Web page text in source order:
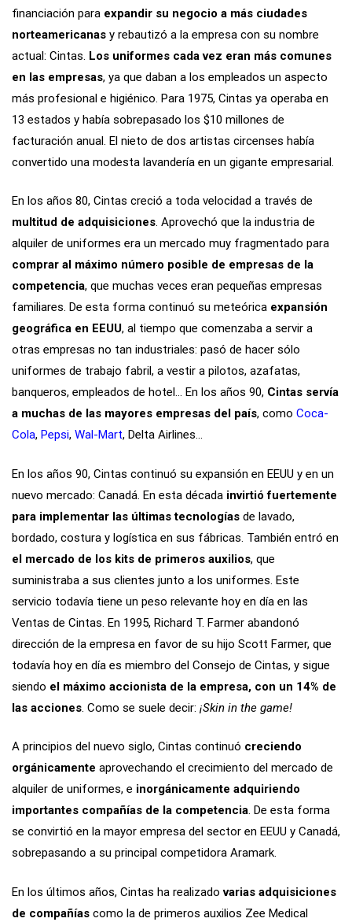
financiación para expandir su negocio a más ciudades
norteamericanas y rebautizó a la empresa con su nombre
actual: Cintas. Los uniformes cada vez eran más comunes
en las empresas, ya que daban a los empleados un aspecto
más profesional e higiénico. Para 1975, Cintas ya operaba en
13 estados y había sobrepasado los $10 millones de
facturación anual. El nieto de dos artistas circenses había
convertido una modesta lavandería en un gigante empresarial.
En los años 80, Cintas creció a toda velocidad a través de
multitud de adquisiciones. Aprovechó que la industria de
alquiler de uniformes era un mercado muy fragmentado para
comprar al máximo número posible de empresas de la
competencia, que muchas veces eran pequeñas empresas
familiares. De esta forma continuó su meteórica expansión
geográfica en EEUU, al tiempo que comenzaba a servir a
otras empresas no tan industriales: pasó de hacer sólo
uniformes de trabajo fabril, a vestir a pilotos, azafatas,
banqueros, empleados de hotel… En los años 90, Cintas servía
a muchas de las mayores empresas del país, como Coca-
Cola, Pepsi, Wal-Mart, Delta Airlines…
En los años 90, Cintas continuó su expansión en EEUU y en un
nuevo mercado: Canadá. En esta década invirtió fuertemente
para implementar las últimas tecnologías de lavado,
bordado, costura y logística en sus fábricas. También entró en
el mercado de los kits de primeros auxilios, que
suministraba a sus clientes junto a los uniformes. Este
servicio todavía tiene un peso relevante hoy en día en las
Ventas de Cintas. En 1995, Richard T. Farmer abandonó
dirección de la empresa en favor de su hijo Scott Farmer, que
todavía hoy en día es miembro del Consejo de Cintas, y sigue
siendo el máximo accionista de la empresa, con un 14% de
las acciones . Como se suele decir: ¡Skin in the game!
A principios del nuevo siglo, Cintas continuó creciendo
orgánicamente aprovechando el crecimiento del mercado de
alquiler de uniformes, e inorgánicamente adquiriendo
importantes compañías de la competencia. De esta forma
se convirtió en la mayor empresa del sector en EEUU y Canadá,
sobrepasando a su principal competidora Aramark.
En los últimos años, Cintas ha realizadovarias adquisiciones
de compañías como la de primeros auxilios Zee Medical